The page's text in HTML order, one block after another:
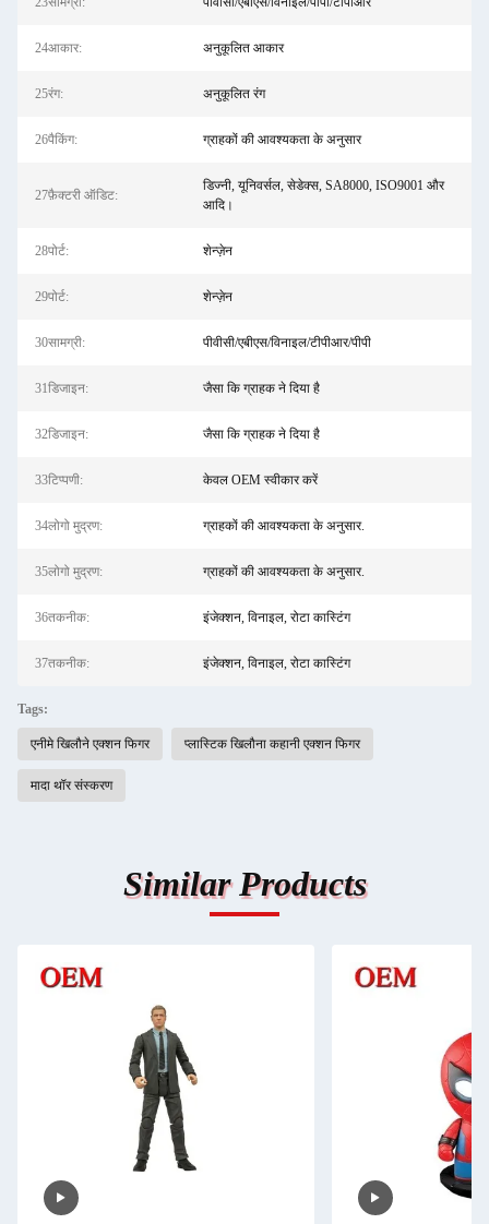
24आकार: अनुकूलित आकार
25रंग: अनुकूलित रंग
26पैकिंग: ग्राहकों की आवश्यकता के अनुसार
27फ़ैक्टरी ऑडिट:
डिज्नी, यूनिवर्सल, सेडेक्स, SA8000, ISO9001 और
आदि।
28पोर्ट: शेन्ज़ेन
29पोर्ट: शेन्ज़ेन
30सामग्री: पीवीसी/एबीएस/विनाइल/टीपीआर/पीपी
31डिजाइन: जैसा कि ग्राहक ने दिया है
32डिजाइन: जैसा कि ग्राहक ने दिया है
33टिप्पणी: केवल OEM स्वीकार करें
34लोगो मुद्रण: ग्राहकों की आवश्यकता के अनुसार.
35लोगो मुद्रण: ग्राहकों की आवश्यकता के अनुसार.
36तकनीक: इंजेक्शन, विनाइल, रोटा कास्टिंग
37तकनीक: इंजेक्शन, विनाइल, रोटा कास्टिंग
Tags:
एनीमे खिलौने एक्शन फिगर प्लास्टिक खिलौना कहानी एक्शन फिगर
मादा थॉर संस्करण
Similar Products